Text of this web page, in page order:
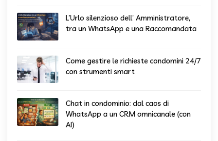
L’Urlo silenzioso dell’ Amministratore,
tra un WhatsApp e una Raccomandata
Come gestire le richieste condomini 24/7
con strumenti smart
Chat in condominio: dal caos di
WhatsApp a un CRM omnicanale (con
AI)